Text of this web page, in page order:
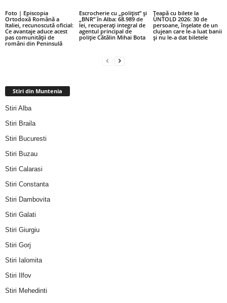
Foto | Episcopia
Ortodoxă Română a
Italiei, recunoscută oficial:
Ce avantaje aduce acest
pas comunității de
români din Peninsulă
Escrocherie cu „polițist” și
„BNR” în Alba: 68.989 de
lei, recuperați integral de
agentul principal de
poliție Cătălin Mihai Bota
Țeapă cu bilete la
UNTOLD 2026: 30 de
persoane, înșelate de un
clujean care le-a luat banii
și nu le-a dat biletele
Stiri din Muntenia
Stiri Alba
Stiri Braila
Stiri Bucuresti
Stiri Buzau
Stiri Calarasi
Stiri Constanta
Stiri Dambovita
Stiri Galati
Stiri Giurgiu
Stiri Gorj
Stiri Ialomita
Stiri Ilfov
Stiri Mehedinti